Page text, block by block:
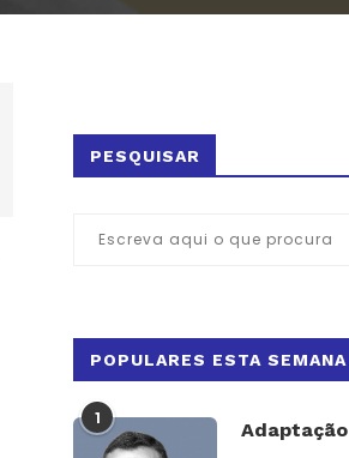
PESQUISAR
POPULARES ESTA SEMANA
1
Adaptação